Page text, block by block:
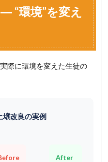
“環境”を変え
際に環境を変えた生徒の
壌改良の実例
After